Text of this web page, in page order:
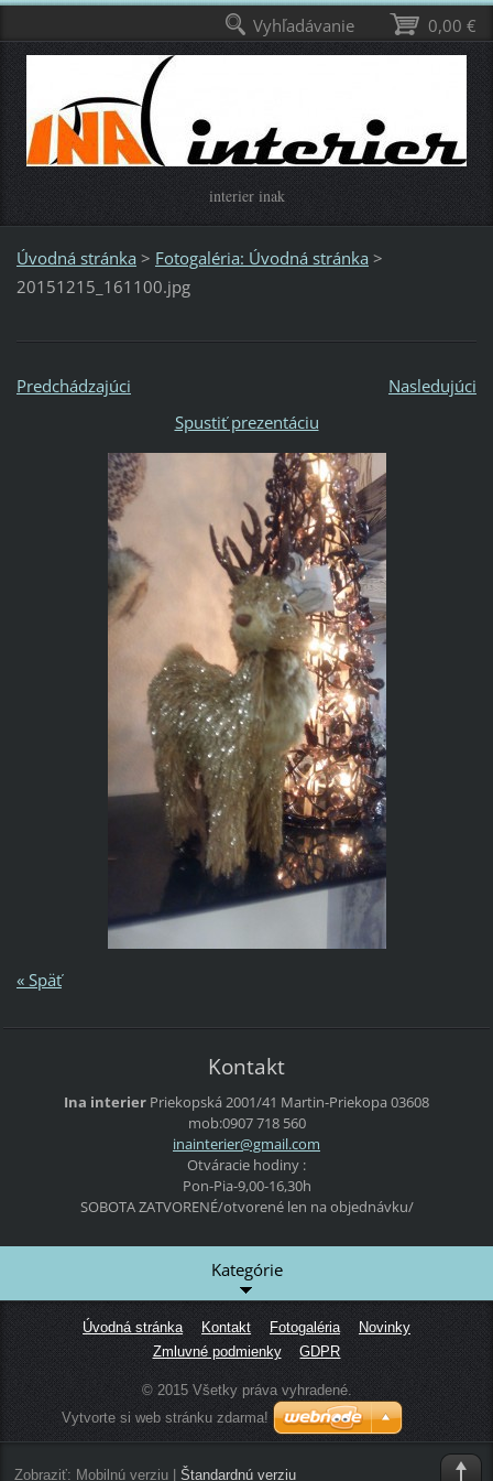
interier inak
Úvodná stránka > Fotogaléria: Úvodná stránka >
20151215_161100.jpg
Predchádzajúci
Nasledujúci
Spustiť prezentáciu
« Späť
Kontakt
Ina interier Priekopská 2001/41 Martin-Priekopa 03608
mob:0907 718 560
inainterier@gmail.com
Otváracie hodiny :
Pon-Pia-9,00-16,30h
SOBOTA ZATVORENÉ/otvorené len na objednávku/
Kategórie
Úvodná stránka Kontakt Fotogaléria
Novinky
Zmluvné podmienky
GDPR
© 2015 Všetky práva vyhradené.
Vytvorte si web stránku zdarma!
Zobraziť: Mobilnú verziu| Štandardnú verziu
0,00 €
Vyhľadávanie